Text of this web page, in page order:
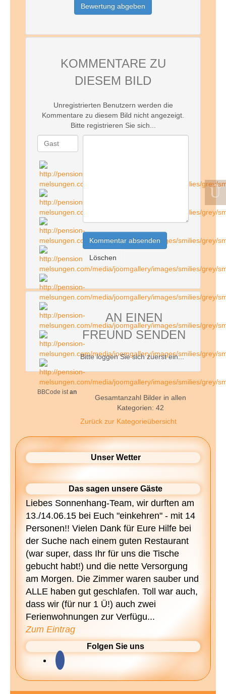
KOMMENTARE ZU
DIESEM BILD
Unregistrierten Benutzern werden die
Kommentare zu diesem Bild nicht angezeigt.
Bitte registrieren Sie sich...
BBCode istan
AN EINEN
FREUND SENDEN
Bitte loggen Sie sich zuerst ein...
Gesamtanzahl Bilder in allen
Kategorien: 42
Zurück zur Kategorieübersicht
Unser Wetter
Das sagen unsere Gäste
Liebes Sonnenhang-Team, wir durften am
13./14.06.15 bei Euch "einkehren" - mit 14
Personen!! Vielen Dank für Eure Hilfe bei
der Suche nach einem guten Restaurant
(war super, dass Ihr für uns die Tische
gebucht habt!) und die nette Versorgung
am Morgen. Die Zimmer waren sauber und
ALLE haben gut geschlafen. Toll war auch,
dass wir (für nur 1 Ü!) auch zwei
Ferienwohnungen zur Verfügu...
Zum Eintrag
Folgen Sie uns